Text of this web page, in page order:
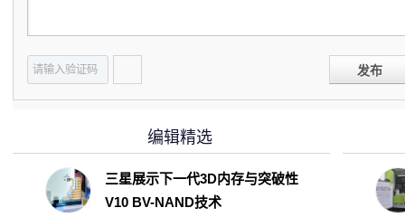
发布
编辑精选
三星展示下一代3D内存与突破性
V10 BV-NAND技术